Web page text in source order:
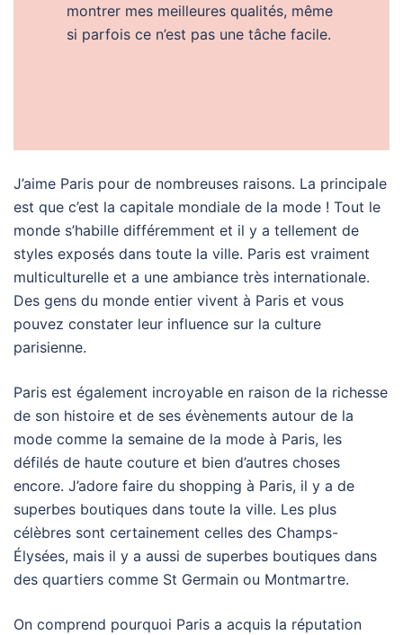
montrer mes meilleures qualités, même
si parfois ce n’est pas une tâche facile.
J’aime Paris pour de nombreuses raisons. La principale
est que c’est la capitale mondiale de la mode ! Tout le
monde s’habille différemment et il y a tellement de
styles exposés dans toute la ville. Paris est vraiment
multiculturelle et a une ambiance très internationale.
Des gens du monde entier vivent à Paris et vous
pouvez constater leur influence sur la culture
parisienne.
Paris est également incroyable en raison de la richesse
de son histoire et de ses évènements autour de la
mode comme la semaine de la mode à Paris, les
défilés de haute couture et bien d’autres choses
encore. J’adore faire du shopping à Paris, il y a de
superbes boutiques dans toute la ville. Les plus
célèbres sont certainement celles des Champs-
Élysées, mais il y a aussi de superbes boutiques dans
des quartiers comme St Germain ou Montmartre.
On comprend pourquoi Paris a acquis la réputation